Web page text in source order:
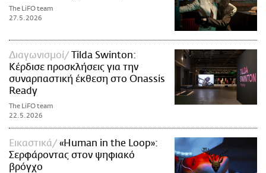
The LiFO team
27.5.2026
Διαγωνισμοί
Tilda Swinton:
Κέρδισε προσκλήσεις για την
συναρπαστική έκθεση στο Onassis
Ready
The LiFO team
22.5.2026
Εικαστικά
«Human in the Loop»:
Σερφάροντας στον ψηφιακό
βρόγχο